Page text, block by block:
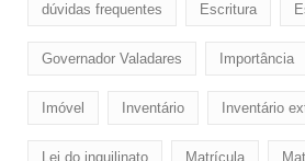
dúvidas frequentes Escritura
Governador Valadares Importância
Imóvel Inventário Inventário
Lei do inquilinato Matrícula